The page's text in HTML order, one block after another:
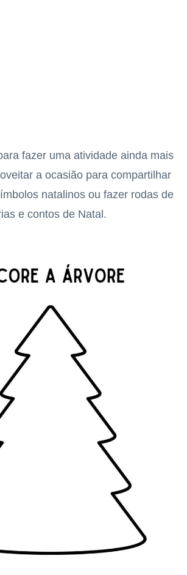
fazer uma atividade ainda mais
a ocasião para compartilhar
natalinos ou fazer rodas de
e contos de Natal.